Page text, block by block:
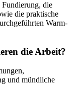
die
die praktische
Warm-
die Arbeit?
und mündliche